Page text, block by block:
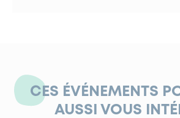
CES ÉVÉNEMENTS
AUSSI VOUS